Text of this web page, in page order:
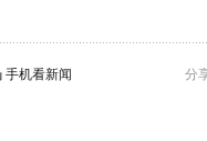
分
手机看新闻